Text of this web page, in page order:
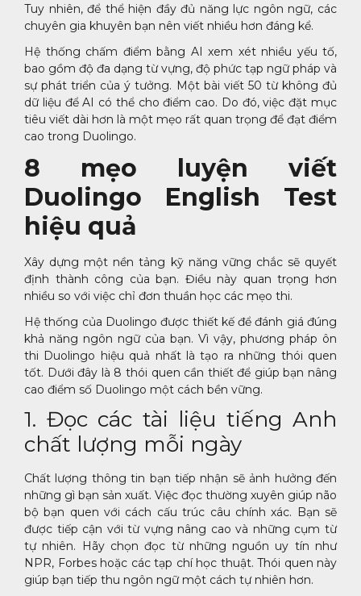
Tuy nhiên, để thể hiện đầy đủ năng lực ngôn ngữ, các
chuyên gia khuyên bạn nên viết nhiều hơn đáng kể.
Hệ thống chấm điểm bằng AI xem xét nhiều yếu tố,
bao gồm độ đa dạng từ vựng, độ phức tạp ngữ pháp và
sự phát triển của ý tưởng. Một bài viết 50 từ không đủ
dữ liệu để AI có thể cho điểm cao. Do đó, việc đặt mục
tiêu viết dài hơn là một mẹo rất quan trọng để đạt điểm
cao trong Duolingo.
8 mẹo luyện viết
Duolingo English Test
hiệu quả
Xây dựng một nền tảng kỹ năng vững chắc sẽ quyết
định thành công của bạn. Điều này quan trọng hơn
nhiều so với việc chỉ đơn thuần học các mẹo thi.
Hệ thống của Duolingo được thiết kế để đánh giá đúng
khả năng ngôn ngữ của bạn. Vì vậy, phương pháp ôn
thi Duolingo hiệu quả nhất là tạo ra những thói quen
tốt. Dưới đây là 8 thói quen cần thiết để giúp bạn nâng
cao điểm số Duolingo một cách bền vững.
1. Đọc các tài liệu tiếng Anh
chất lượng mỗi ngày
Chất lượng thông tin bạn tiếp nhận sẽ ảnh hưởng đến
những gì bạn sản xuất. Việc đọc thường xuyên giúp não
bộ bạn quen với cách cấu trúc câu chính xác. Bạn sẽ
được tiếp cận với từ vựng nâng cao và những cụm từ
tự nhiên. Hãy chọn đọc từ những nguồn uy tín như
NPR, Forbes hoặc các tạp chí học thuật. Thói quen này
giúp bạn tiếp thu ngôn ngữ một cách tự nhiên hơn.